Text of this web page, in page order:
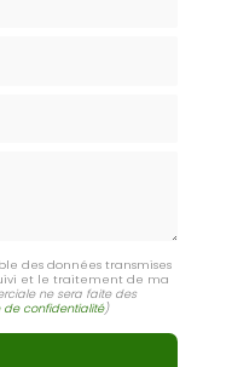
des données transmises
et le traitement de ma
ne sera faite des
de confidentialité)